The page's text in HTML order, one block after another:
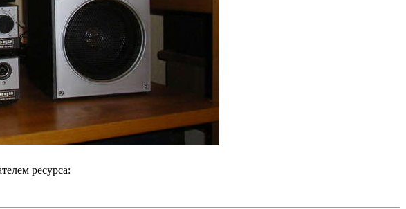
ресурса: